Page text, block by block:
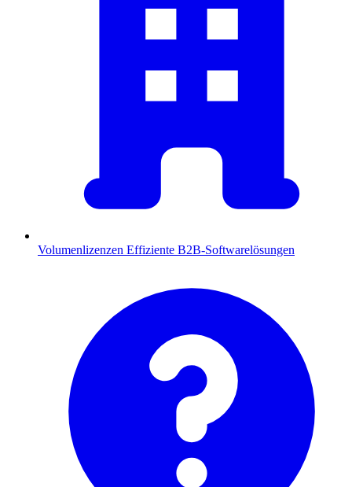
Volumenlizenzen Effiziente B2B-Softwarelösungen